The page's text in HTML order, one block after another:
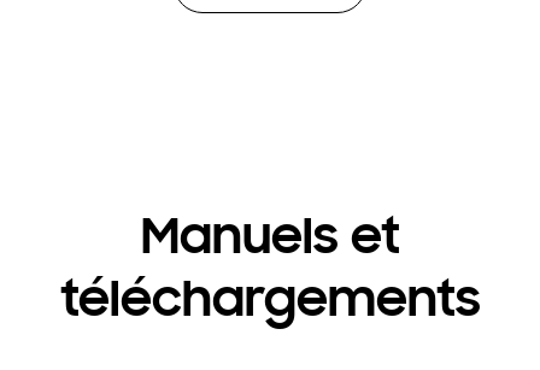
Manuels et
téléchargements